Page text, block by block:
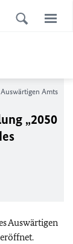
Amts
„2050
Auswärtigen